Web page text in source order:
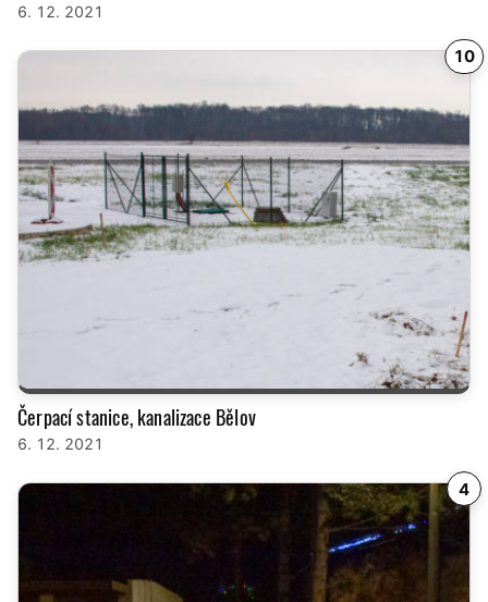
6. 12. 2021
10
Čerpací stanice, kanalizace Bělov
6. 12. 2021
4